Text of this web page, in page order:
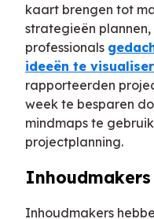
kaart brengen tot
strategieën
professionals
ideeën te
rapporteerden
week te besparen
mindmaps te
projectplanning.
Inhoudmakers